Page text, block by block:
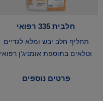
חלבית 335 רפואי
תחליף חלב יבש ומלא לגדיים
וטלאים בתוספת אומניג'ן רפואי
פרטים נוספים